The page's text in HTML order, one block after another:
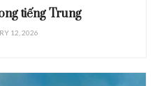
tiếng Trung
12, 2026